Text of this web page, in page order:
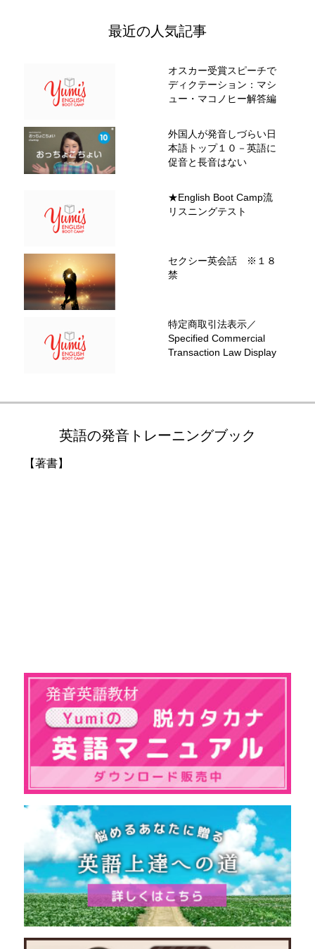
最近の人気記事
オスカー受賞スピーチで
ディクテーション：マシ
ュー・マコノヒー解答編
外国人が発音しづらい日
本語トップ１０－英語に
促音と長音はない
★English Boot Camp流
リスニングテスト
セクシー英会話 ※１８
禁
特定商取引法表示／
Specified Commercial
Transaction Law Display
英語の発音トレーニングブック
【著書】